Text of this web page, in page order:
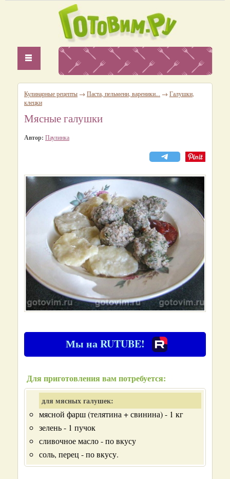
Кулинарные рецепты → Паста, пельмени, вареники... → Галушки,
клецки
Мясные галушки
Автор: Паулинка
Мы на RUTUBE!
Для приготовления вам потребуется:
для мясных галушек:
мясной фарш (телятина + свинина) - 1 кг
зелень - 1 пучок
сливочное масло - по вкусу
соль, перец - по вкусу.